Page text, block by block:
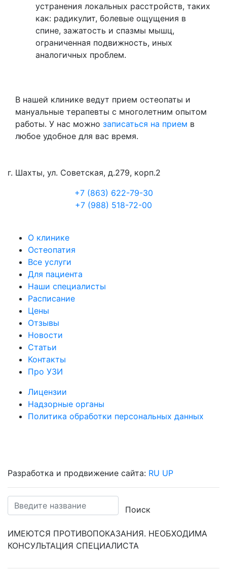
устранения локальных расстройств, таких
как: радикулит, болевые ощущения в
спине, зажатость и спазмы мышц,
ограниченная подвижность, иных
аналогичных проблем.
В нашей клинике ведут прием остеопаты и
мануальные терапевты с многолетним опытом
работы. У нас можно записаться на прием в
любое удобное для вас время.
г. Шахты, ул. Советская, д.279, корп.2
+7 (863) 622-79-30
+7 (988) 518-72-00
О клинике
Остеопатия
Все услуги
Для пациента
Наши специалисты
Расписание
Цены
Отзывы
Новости
Статьи
Контакты
Про УЗИ
Лицензии
Надзорные органы
Политика обработки персональных данных
Разработка и продвижение сайта: RU UP
Поиск
ИМЕЮТСЯ ПРОТИВОПОКАЗАНИЯ. НЕОБХОДИМА
КОНСУЛЬТАЦИЯ СПЕЦИАЛИСТА